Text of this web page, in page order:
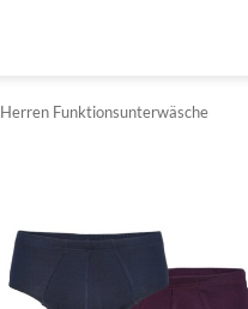
Herren Funktionsunterwäsche